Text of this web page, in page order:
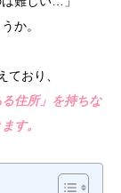
か。
ており、
住所」を持ちな
す。